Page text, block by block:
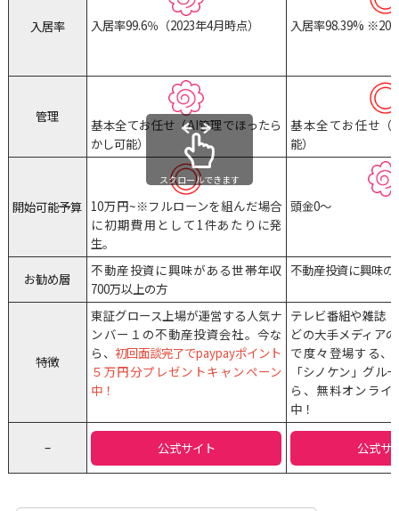
入居率 入居率99.6％（2023年4月時点） 入居率98.39%
管理
基本全てお任せ（AI管理でほったら
かし可能）
基本全てお任せ（
能）
開始可能予算 10万円~※フルローンを組んだ場合
に初期費用として1件あたりに発
生。
頭金0〜
お勧め層
不動産投資に興味がある世帯年収
700万以上の方
不動産投資に興味の
特徴
東証グロース上場が運営する人気ナ
ンバー１の不動産投資会社。今な
ら、 初回面談完了でpaypayポイント
５万円分プレゼントキャンペーン
中！
テレビ番組や雑誌
どの大手メディア
で度々登場する、
「シノケン」グル
ら、無料オンライ
中！
– 公式サイト 公式サ
スクロールできます